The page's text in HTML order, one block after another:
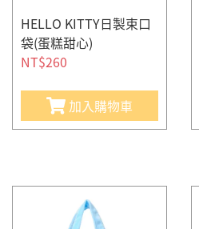
HELLO KITTY日製束口
袋(蛋糕甜心)
NT$260
加入購物車